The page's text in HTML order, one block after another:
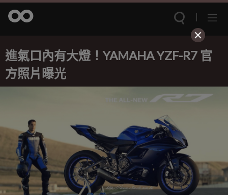
進氣口內有大燈！YAMAHA YZF-R7 官
方照片曝光